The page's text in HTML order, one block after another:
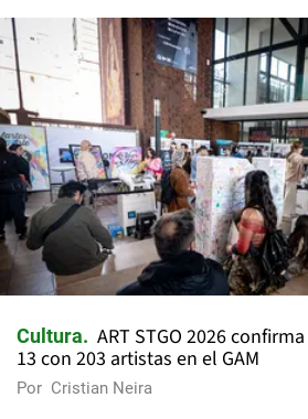
Cultura
ART STGO 2026
13 con 203 artistas en el GAM
Por Cristian Neira